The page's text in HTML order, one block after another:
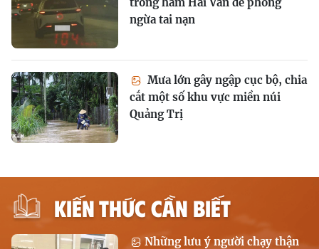
ngừa tai nạn
Mưa lớn gây ngập cục bộ, chia
cắt một số khu vực miền núi
Quảng Trị
KIẾN THỨC CẦN BIẾT
Những lưu ý người chạy thận